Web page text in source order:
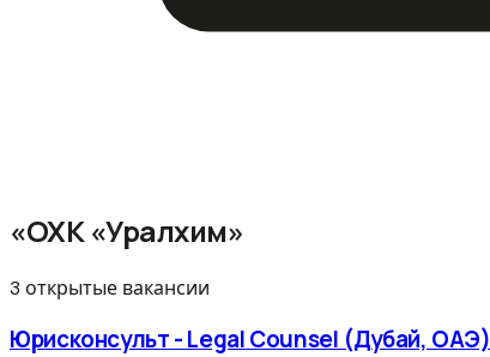
«ОХК «Уралхим»
3 открытые вакансии
Юрисконсульт - Legal Counsel (Дубай, ОАЭ)